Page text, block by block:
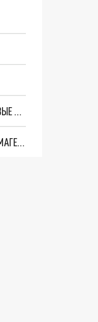
"ОЧЕНЬ ПЛОХИЕ НОВОСТИ": БОЛЬШАЯ ОШИБКА PALANTIR В РОССИИ. СТРАНЫ НАТО ВПЕРВЫЕ ЗА СВО ОСТАНОВИЛИ ПОСТАВКИ ОРУЖИЯ. ВСУ ТЕРЯЮТ ПРИГРАНИЧЬЕ?
ТРИ ГЛАВНЫХ ИНСАЙДА ОБ СВО. ОТМЕНА МОБИЛИЗАЦИИ И ВОЗВРАЩЕНИЕ "ГЕНЕРАЛА АРМАГЕДДОНА"? ОТЛИЧНЫЕ НОВОСТИ, КОТОРЫЕ ЖДАЛИ ВСЕ